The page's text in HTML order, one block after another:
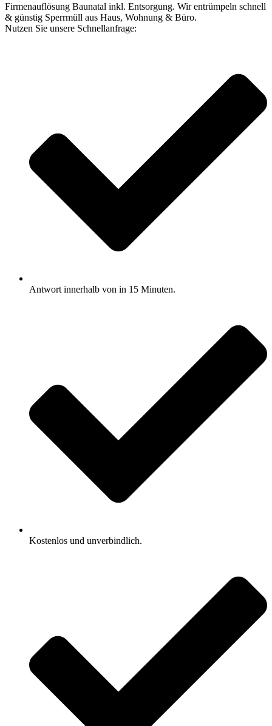
Firmenauflösung Baunatal inkl. Entsorgung. Wir entrümpeln schnell
& günstig Sperrmüll aus Haus, Wohnung & Büro.
Nutzen Sie unsere Schnellanfrage:
Antwort innerhalb von in 15 Minuten.
Kostenlos und unverbindlich.